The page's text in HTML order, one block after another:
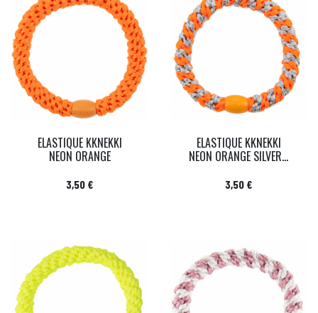
ELASTIQUE KKNEKKI
NEON ORANGE
Prix
3,50 €
ELASTIQUE KKNEKKI
NEON ORANGE SILVER...
Prix
3,50 €